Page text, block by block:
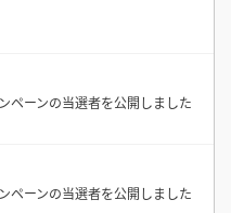
ペーンの当選者を公開しました
ペーンの当選者を公開しました